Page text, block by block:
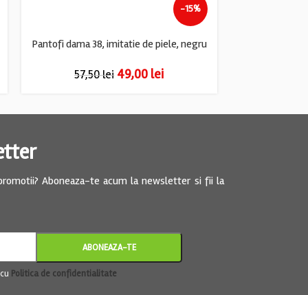
-15%
Pantofi dama 38, imitatie de piele, negru
57,50lei 49,00 lei
Aboneaza-te acum la newsletter si fii la
Politica de confidentialitate